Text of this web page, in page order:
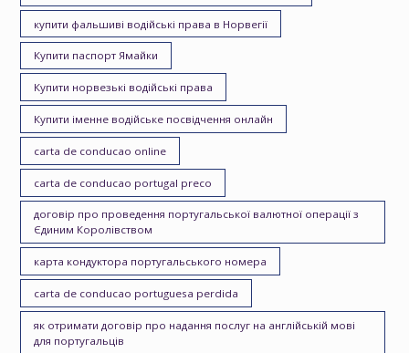
купити фальшиві водійські права в Норвегії
Купити паспорт Ямайки
Купити норвезькі водійські права
Купити іменне водійське посвідчення онлайн
carta de conducao online
carta de conducao portugal preco
договір про проведення португальської валютної операції з
Єдиним Королівством
карта кондуктора португальського номера
carta de conducao portuguesa perdida
як отримати договір про надання послуг на англійській мові
для португальців